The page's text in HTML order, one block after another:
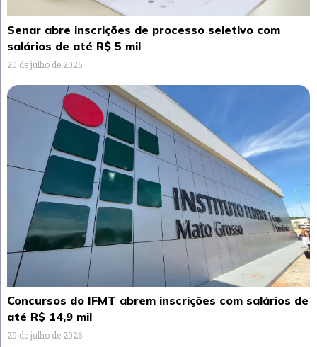
Senar abre inscrições de processo seletivo com
salários de até R$ 5 mil
20 de julho de 2026
Concursos do IFMT abrem inscrições com salários de
até R$ 14,9 mil
20 de julho de 2026